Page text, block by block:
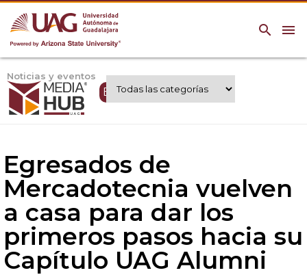
menu
search
Noticias y eventos
Expertos UAG
Egresados de
Mercadotecnia vuelven
a casa para dar los
primeros pasos hacia su
Capítulo UAG Alumni